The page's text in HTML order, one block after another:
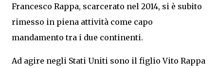
Francesco Rappa, scarcerato nel 2014, si è subito
rimesso in piena attività come capo
mandamento tra i due continenti.
Ad agire negli Stati Uniti sono il figlio Vito Rappa